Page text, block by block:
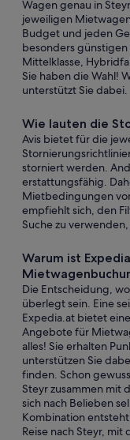
Wagen genau in
jeweiligen
Budget und jeden
besonders günstigen
Mittelklasse,
Sie haben die Wahl!
unterstützt Sie dabei.
Wie lauten die
Avis bietet für die
storniert werden.
erstattungsfähig.
Mietbedingungen
empfiehlt sich, den
Suche zu
Warum ist
Die Entscheidung,
überlegt sein. Eine
Expedia.at bietet
Angebote für
alles! Sie erhalten
unterstützen Sie
finden. Schon
Steyr zusammen mit
sich nach Belieben
Kombination
Reise nach Steyr, mit